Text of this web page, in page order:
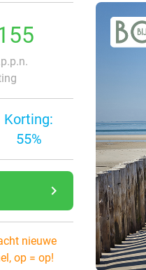
Korting:
55%
navigate_next
nieuwe
op = op!